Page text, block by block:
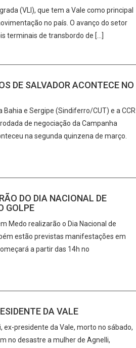
(VLI), que tem a Vale como principal
no país. O avanço do setor
terminais de transbordo de […]
DE SALVADOR ACONTECE NO
e Sergipe (Sindiferro/CUT) e a CCR
de negociação da Campanha
na segunda quinzena de março.
DO DIA NACIONAL DE
GOLPE
Medo realizarão o Dia Nacional de
estão previstas manifestações em
a partir das 14h no
DA VALE
presidente da Vale, morto no sábado,
no desastre a mulher de Agnelli,